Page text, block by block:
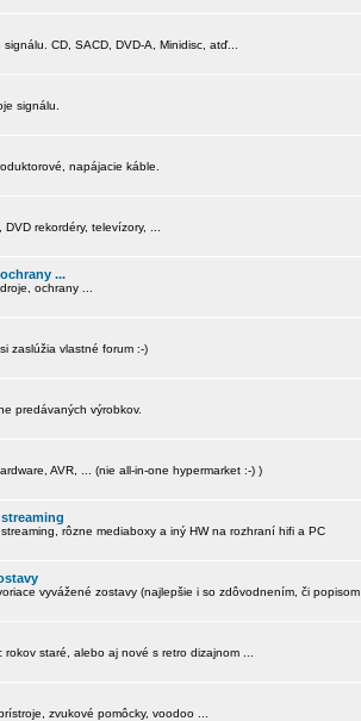
CD, SACD, DVD-A, Minidisc, atď...
signálu.
napájacie káble.
rekordéry, televízory, ...
...
ochrany ...
zaslúžia vlastné forum :-)
predávaných výrobkov.
AVR, ... (nie all-in-one hypermarket :-) )
streaming, rôzne mediaboxy a iný HW na rozhraní hifi a PC
vyvážené zostavy (najlepšie i so zdôvodnením, či
rokov staré, alebo aj nové s retro dizajnom ...
zvukové pomôcky, voodoo ...